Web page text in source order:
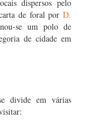
dispersos pelo
de foral por D.
se um polo de
de cidade em
divide em várias